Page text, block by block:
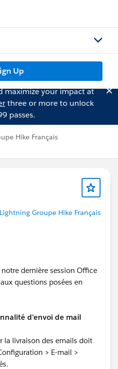
Up
maximize your impact at
three or more to unlock
passes.
Hike Français
Lightning Groupe Hike Français
dernière session Office
questions posées en
d'envoi de mail
la livraison des emails doit
> E-mail >